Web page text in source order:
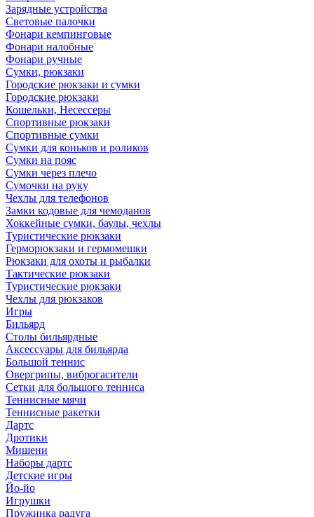
Зарядные устройства
Световые палочки
Фонари кемпинговые
Фонари налобные
Фонари ручные
Сумки, рюкзаки
Городские рюкзаки и сумки
Городские рюкзаки
Кошельки, Несессеры
Спортивные рюкзаки
Спортивные сумки
Сумки для коньков и роликов
Сумки на пояс
Сумки через плечо
Сумочки на руку
Чехлы для телефонов
Замки кодовые для чемоданов
Хоккейные сумки, баулы, чехлы
Туристические рюкзаки
Герморюкзаки и гермомешки
Рюкзаки для охоты и рыбалки
Тактические рюкзаки
Туристические рюкзаки
Чехлы для рюкзаков
Игры
Бильярд
Столы бильярдные
Аксессуары для бильярда
Большой теннис
Овергрипы, виброгасители
Сетки для большого тенниса
Теннисные мячи
Теннисные ракетки
Дартс
Дротики
Мишени
Наборы дартс
Детские игры
Йо-йо
Игрушки
Пружинка радуга